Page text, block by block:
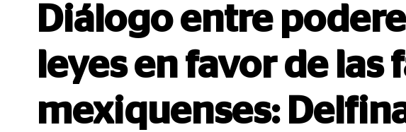
Diálogo entre
leyes en favor de las
mexiquenses: